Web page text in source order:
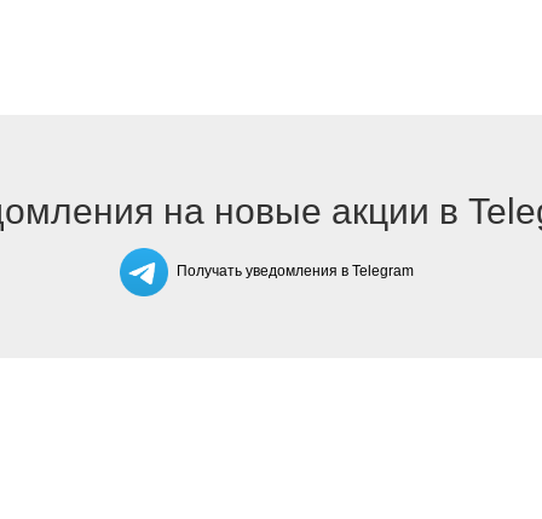
на новые акции в
Получать уведомления в Telegram